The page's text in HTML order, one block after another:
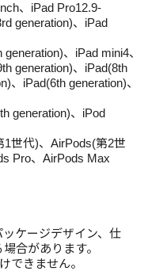
、iPad Pro12.9-
generation)、iPad
、iPad mini4、
generation)、iPad(8th
、iPad(6th generation)、
generation)、iPod
世代)、AirPods(第2世
Pro、AirPods Max
ケージデザイン、仕
合があります。
できません。